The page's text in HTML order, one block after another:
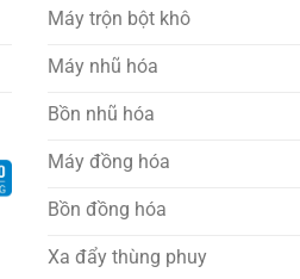
Máy trộn bột khô
Máy nhũ hóa
Bồn nhũ hóa
Máy đồng hóa
Bồn đồng hóa
Xa đẩy thùng phuy